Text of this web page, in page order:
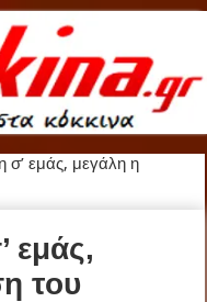
σ’ εμάς, μεγάλη η
εμάς,
του